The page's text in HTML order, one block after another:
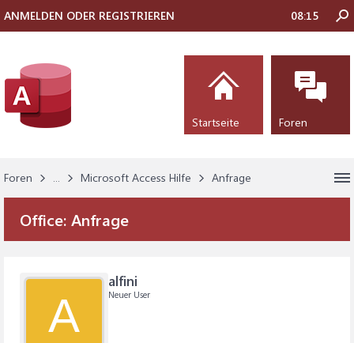
Foren ... Microsoft Access Hilfe Anfrage
Office: Anfrage
A
alfini
Neuer User
ANMELDEN ODER REGISTRIEREN 08:15
Startseite Foren